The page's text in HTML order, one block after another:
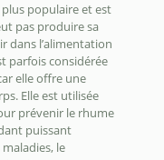
populaire et est
pas produire sa
dans l’alimentation
parfois considérée
elle offre une
Elle est utilisée
prévenir le rhume
puissant
le